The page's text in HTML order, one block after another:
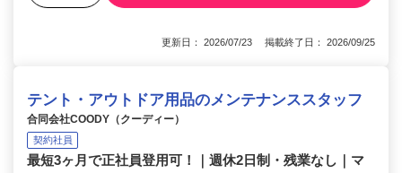
更新日： 2026/07/23 掲載終了日： 2026/09/25
テント・アウトドア用品のメンテナンススタッフ
合同会社COODY（クーディー）
契約社員
最短3ヶ月で正社員登用可！｜週休2日制・残業なし｜マ